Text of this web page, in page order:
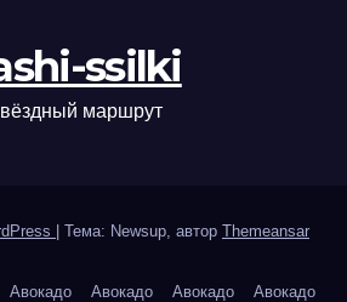
ssilki
маршрут
Тема: Newsup, автор Themeansar
Авокадо Авокадо Авокадо Авокадо